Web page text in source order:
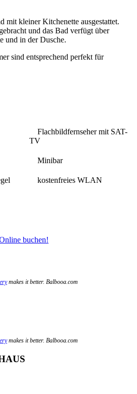
mit kleiner Kitchenette ausgestattet.
und das Bad verfügt über
und in der Dusche.
sind entsprechend perfekt für
Flachbildfernseher mit SAT-
TV
Minibar
kostenfreies WLAN
buchen!
makes it better. Balbooa.com
makes it better. Balbooa.com